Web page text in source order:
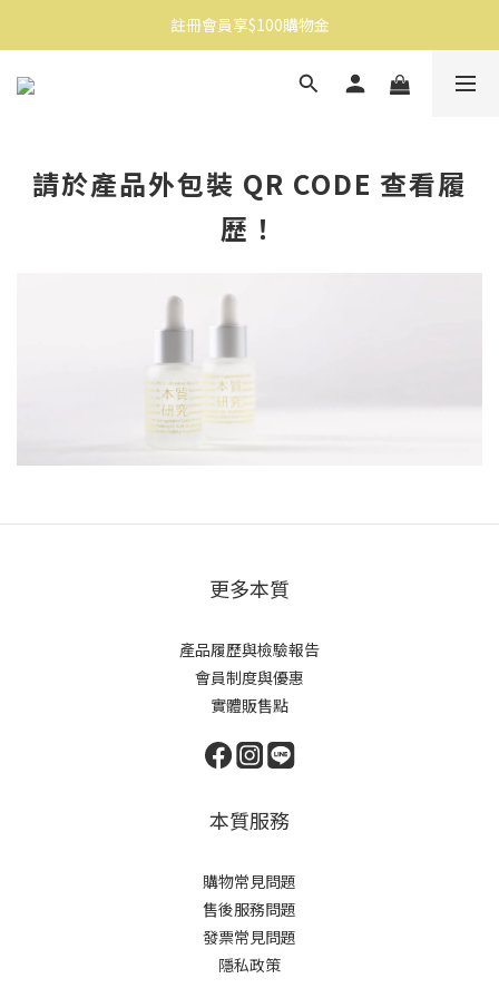
消費滿$1500免運
註冊會員享$100購物金
消費滿$1500免運
請於產品外包裝 QR CODE 查看履
歷！
更多本質
產品履歷與檢驗報告
會員制度與優惠
實體販售點
本質服務
購物常見問題
售後服務問題
發票常見問題
隱私政策